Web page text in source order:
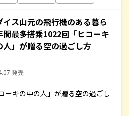
イス山元の飛行機のある暮ら
最多搭乗1022回「ヒコーキ
人」が贈る空の過ごし方
発売
ーキの中の人」が贈る空の過ごし